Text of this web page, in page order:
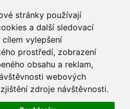
stránky používají
a další sledovací
cílem vylepšení
prostředí, zobrazení
obsahu a reklam,
webových
zdroje návštěvnosti.
ODKAZY
bakalar ke
stazeni